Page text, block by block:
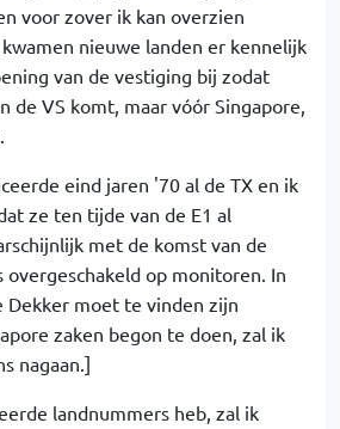
voor zover ik kan overzien
nieuwe landen er kennelijk
van de vestiging bij zodat
de VS komt, maar vóór Singapore,
eind jaren '70 al de TX en ik
ze ten tijde van de E1 al
met de komst van de
overgeschakeld op monitoren. In
Dekker moet te vinden zijn
zaken begon te doen, zal ik
nagaan.]
landnummers heb, zal ik